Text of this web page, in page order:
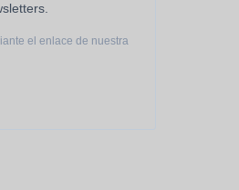
el enlace de nuestra